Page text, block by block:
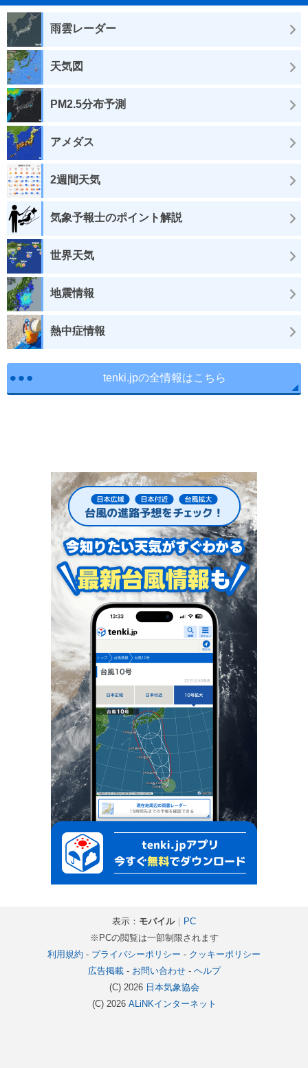
雨雲レーダー
天気図
PM2.5分布予測
アメダス
2週間天気
気象予報士のポイント解説
世界天気
地震情報
熱中症情報
tenki.jpの全情報はこちら
表示： モバイル｜
PC
※PCの閲覧は一部制限されます
利用規約 - プライバシーポリシー - クッキーポリシー
広告掲載- お問い合わせ- ヘルプ
(C) 2026 日本気象協会
(C) 2026 ALiNKインターネット